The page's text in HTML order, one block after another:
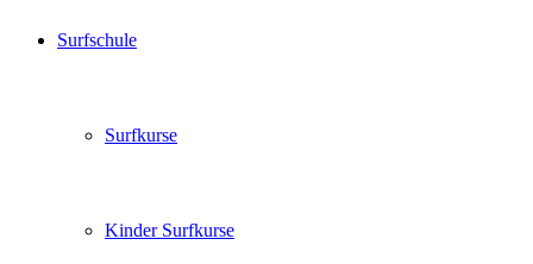
Surfschule
Surfkurse
Kinder Surfkurse